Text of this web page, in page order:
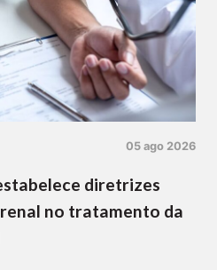
05 ago 2026
diretrizes
no tratamento da